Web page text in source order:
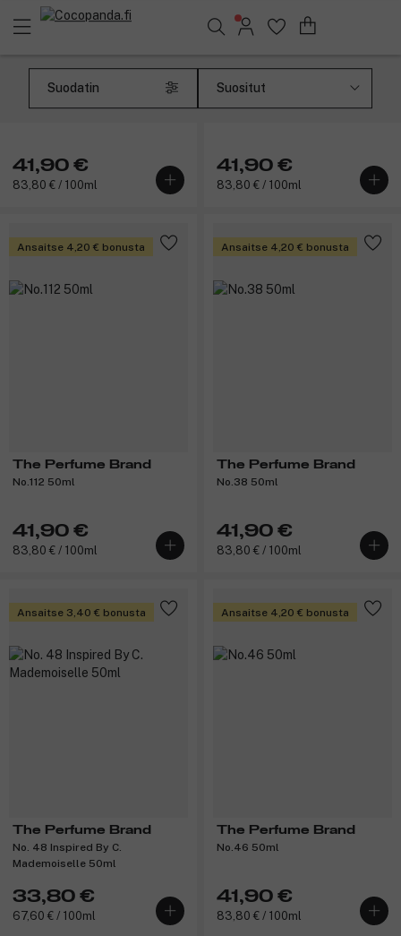
Löydä suosikkisi 25.543 tuotteen joukosta..
Suodatin
41,90 €
83,80 € / 100ml
41,90 €
83,80 € / 100ml
Ansaitse 4,20 € bonusta
The Perfume Brand
No.112 50ml
41,90 €
83,80 € / 100ml
Ansaitse 4,20 € bonusta
The Perfume Brand
No.38 50ml
41,90 €
83,80 € / 100ml
Ansaitse 3,40 € bonusta
The Perfume Brand
No. 48 Inspired By C.
Mademoiselle 50ml
33,80 €
67,60 € / 100ml
Ansaitse 4,20 € bonusta
The Perfume Brand
No.46 50ml
41,90 €
83,80 € / 100ml